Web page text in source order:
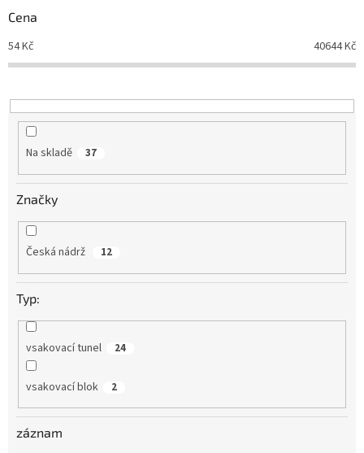
r
o
d
u
t
ů
Cena
54Kč 40644Kč
Na skladě 37
Značky
Česká nádrž 12
Typ:
vsakovací tunel 24
vsakovací blok 2
záznam